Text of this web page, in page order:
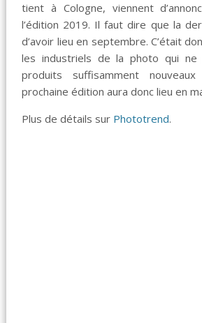
tient à Cologne, viennent
l’édition 2019. Il faut dire que la
d’avoir lieu en septembre. C’était
les industriels de la photo qui ne
produits suffisamment
prochaine édition aura donc lieu en
Plus de détails sur Phototrend.